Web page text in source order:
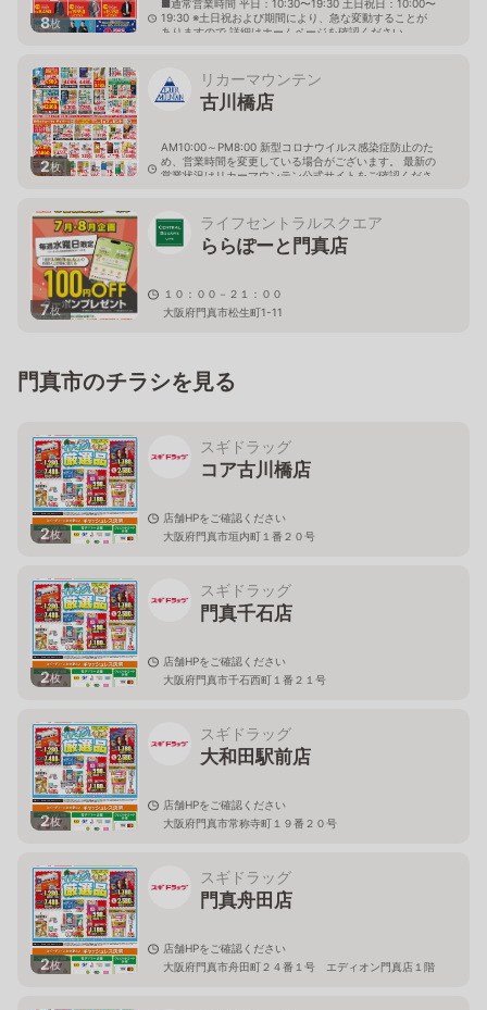
8枚
■通常営業時間 平日：10:30〜19:30 土日祝日：10:00〜
19:30 ※土日祝および期間により、急な変動することが
ありますので 詳細はホームページを確認ください
2枚
リカーマウンテン
古川橋店
AM10:00～PM8:00 新型コロナウイルス感染症防止のた
め、営業時間を変更している場合がございます。 最新の
営業状況はリカーマウンテン公式サイトをご確認くださ
7枚
ライフセントラルスクエア
ららぽーと門真店
１０：００－２１：００
大阪府門真市松生町1-11
門真市のチラシを見る
2枚
スギドラッグ
コア古川橋店
店舗HPをご確認ください
大阪府門真市垣内町１番２０号
2枚
スギドラッグ
門真千石店
店舗HPをご確認ください
大阪府門真市千石西町１番２１号
2枚
スギドラッグ
大和田駅前店
店舗HPをご確認ください
大阪府門真市常称寺町１９番２０号
2枚
スギドラッグ
門真舟田店
店舗HPをご確認ください
大阪府門真市舟田町２４番１号 エディオン門真店１階